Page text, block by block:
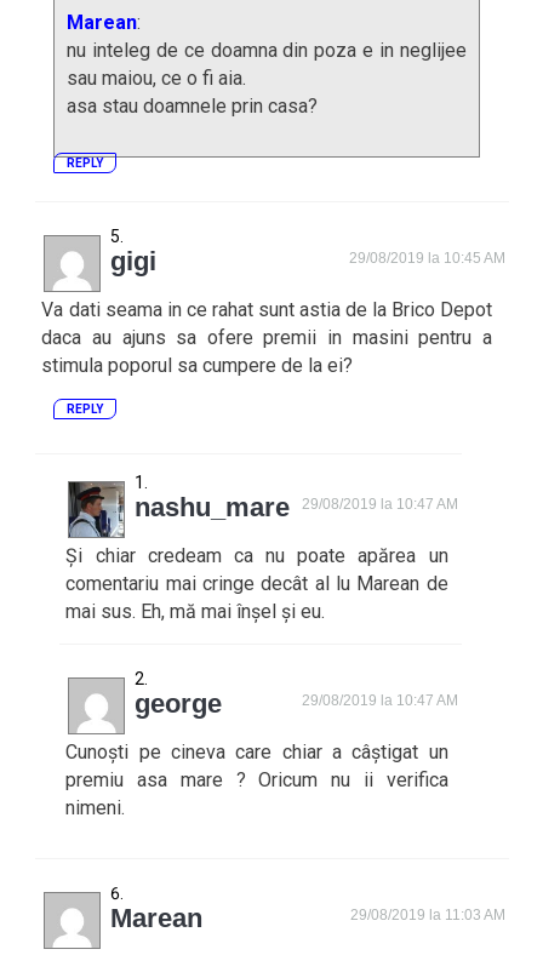
Marean:
nu inteleg de ce doamna din poza e in neglijee
sau maiou, ce o fi aia.
asa stau doamnele prin casa?
REPLY
gigi 29/08/2019 la 10:45 AM
Va dati seama in ce rahat sunt astia de la Brico Depot
daca au ajuns sa ofere premii in masini pentru a
stimula poporul sa cumpere de la ei?
REPLY
nashu_mare 29/08/2019 la 10:47 AM
Și chiar credeam ca nu poate apărea un
comentariu mai cringe decât al lu Marean de
mai sus. Eh, mă mai înșel și eu.
george 29/08/2019 la 10:47 AM
Cunoști pe cineva care chiar a câștigat un
premiu asa mare ? Oricum nu ii verifica
nimeni.
Marean 29/08/2019 la 11:03 AM